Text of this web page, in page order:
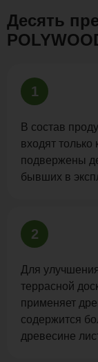
Десять
1
В состав
входят
подвержены
бывших в
2
Для
террасной
применяет
содержится
древесине